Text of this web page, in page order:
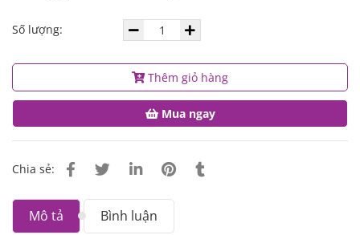
Số lượng:
Thêm giỏ hàng
Mua ngay
Chia sẻ:
Mô tả Bình luận